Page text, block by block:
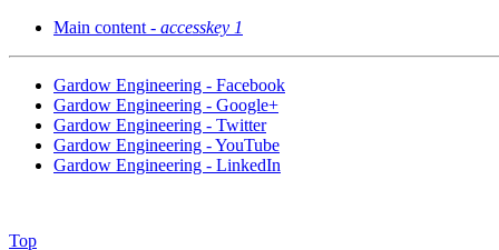
Main content - accesskey 1
Gardow Engineering - Facebook
Gardow Engineering - Google+
Gardow Engineering - Twitter
Gardow Engineering - YouTube
Gardow Engineering - LinkedIn
Top